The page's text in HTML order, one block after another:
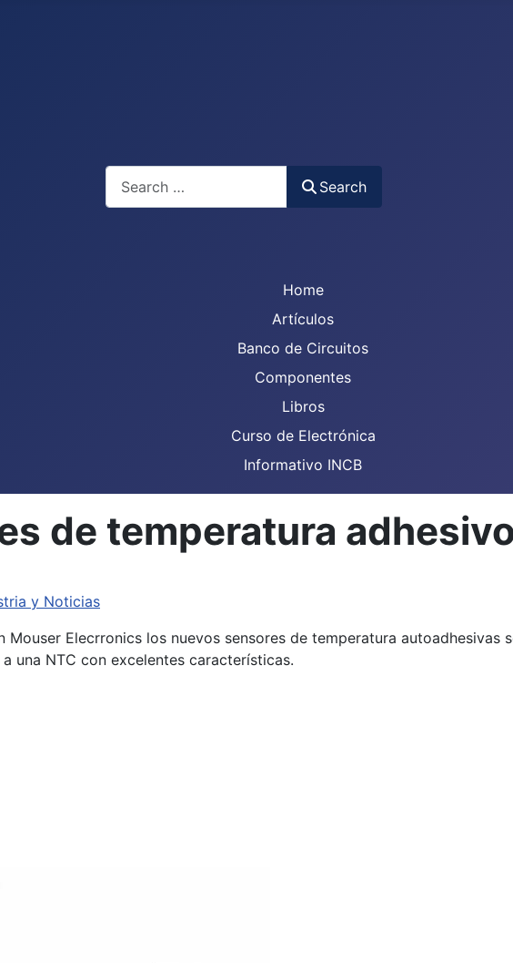
Search
Search
Home
Artículos
Banco de Circuitos
Componentes
Libros
Curso de Electrónica
Informativo INCB
de temperatura
y Noticias
Elecrronics los nuevos sensores de temperatura
una NTC con excelentes características.